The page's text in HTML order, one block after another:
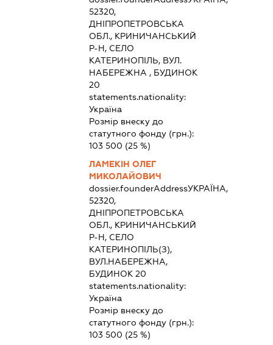
52320,
ДНІПРОПЕТРОВСЬКА
ОБЛ., КРИНИЧАНСЬКИЙ
Р-Н, СЕЛО
КАТЕРИНОПІЛЬ, ВУЛ.
НАБЕРЕЖНА , БУДИНОК
20
statements.nationality:
Україна
Розмір внеску до
статутного фонду (грн.):
103 500 (25 %)
ЛАМЕКІН ОЛЕГ
МИКОЛАЙОВИЧ
dossier.founderAddressУКРАЇНА,
52320,
ДНІПРОПЕТРОВСЬКА
ОБЛ., КРИНИЧАНСЬКИЙ
Р-Н, СЕЛО
КАТЕРИНОПІЛЬ(З),
ВУЛ.НАБЕРЕЖНА,
БУДИНОК 20
statements.nationality:
Україна
Розмір внеску до
статутного фонду (грн.):
103 500 (25 %)